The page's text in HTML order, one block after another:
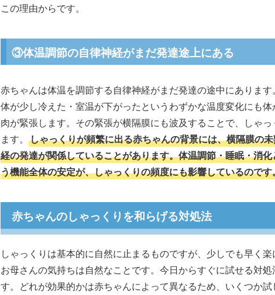
この理由からです。
③体温調節の自律神経がまだ発達途上にある
赤ちゃんは体温を調節する自律神経がまだ発達の途中にありま
体が少し冷えた・室温が下がったというわずかな温度変化にも
肉が緊張します。その緊張が横隔膜にも波及することで、しゃっ
ます。 しゃっくりが頻繁に出る赤ちゃんの背景には、横隔膜の
経の発達が関係していることがあります。体温調節・睡眠・消
う機能全体の安定が、しゃっくりの頻度にも影響しているのです
赤ちゃんのしゃっくりを和らげる対処法
しゃっくりは基本的に自然に止まるものですが、少しでも早く
お母さんの気持ちは自然なことです。今日からすぐに試せる対処
す。どれが効果的かは赤ちゃんによって異なるため、いくつか